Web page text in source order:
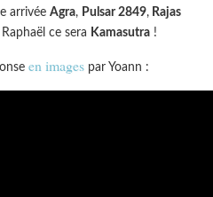
arrivéeAgra, Pulsar 2849, Rajas
ce sera Kamasutra !
en images par Yoann :